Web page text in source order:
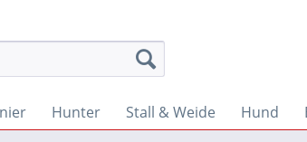
Hunter Stall & Weide Hund